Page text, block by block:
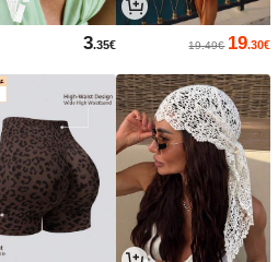
19.30€
19.49€
3.35€